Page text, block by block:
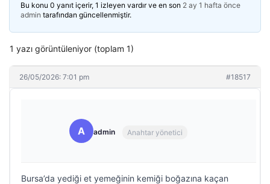
Bu konu 0 yanıt içerir, 1 izleyen vardır ve en son 2 ay 1 hafta önce
admin tarafından güncellenmiştir.
1 yazı görüntüleniyor (toplam 1)
26/05/2026: 7:01 pm #18517
A admin Anahtar yönetici
Bursa’da yediği et yemeğinin kemiği boğazına kaçan